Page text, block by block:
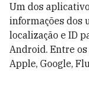
Um dos
informações dos
localização e ID
Android. Entre
Apple, Google,